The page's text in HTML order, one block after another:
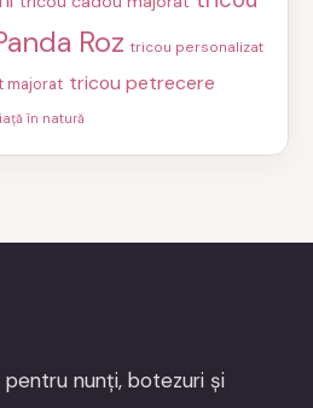
Roz tricou personalizat
majorat tricou petrecere
în natură
nunți, botezuri și